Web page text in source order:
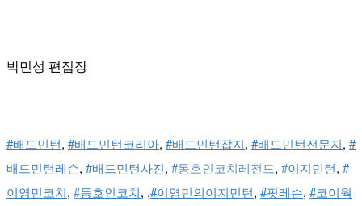
박민성 편집장
#배드민턴, #배드민턴코리아, #배드민턴잡지, #배드민턴전문지, #
배드민턴레슨, #배드민턴사진, #동호인코치레전드, #이지민턴, #
이영민코치, #동호인코치, ,#이영민의이지민턴, #핏레슨, #코이웍